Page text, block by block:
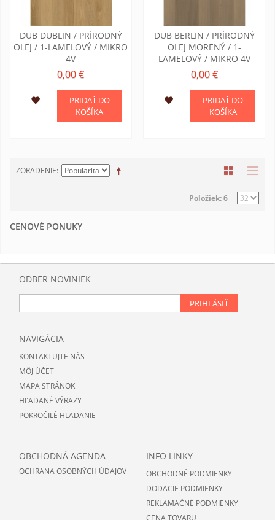
DUB DUBLIN / PRÍRODNÝ
OLEJ / 1-LAMELOVÝ / MIKRO
4V
0,00 €
PRIDAŤ DO
KOŠÍKA
DUB BERLIN / PRÍRODNÝ
OLEJ MORENÝ / 1-
LAMELOVÝ / MIKRO 4V
0,00 €
PRIDAŤ DO
KOŠÍKA
ZORADENIE
Položiek: 6
CENOVÉ PONUKY
ODBER NOVINIEK
PRIHLÁSIŤ
NAVIGÁCIA
KONTAKTUJTE NÁS
MÔJ ÚČET
MAPA STRÁNOK
HĽADANÉ VÝRAZY
POKROČILÉ HĽADANIE
OBCHODNÁ AGENDA
OCHRANA OSOBNÝCH ÚDAJOV
INFO LINKY
OBCHODNÉ PODMIENKY
DODACIE PODMIENKY
REKLAMAČNÉ PODMIENKY
CENA TOVARU